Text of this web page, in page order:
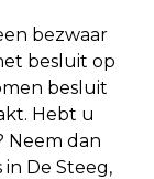
bezwaar
besluit op
besluit
Hebt u
Neem dan
De Steeg,